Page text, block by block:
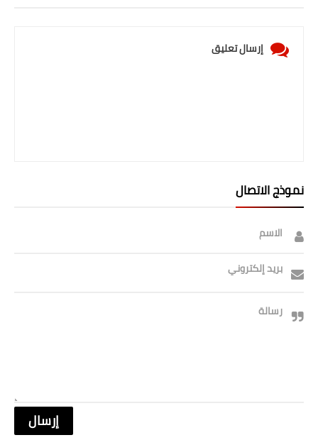
إرسال تعليق
نموذج الاتصال
الاسم
بريد إلكتروني
رسالة